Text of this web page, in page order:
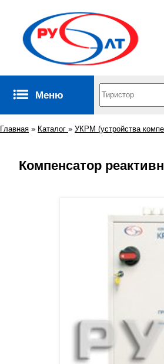
Меню
Главная » Каталог » УКРМ (устройства
Компенсатор